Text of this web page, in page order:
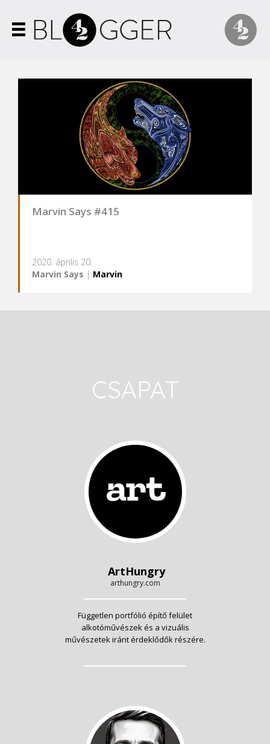
Marvin Says #415
2020. április 20.
Marvin Says | Marvin
CSAPAT
ArtHungry
arthungry.com
Független portfólió építő felület
alkotóművészek és a vizuális
művészetek iránt érdeklődők részére.